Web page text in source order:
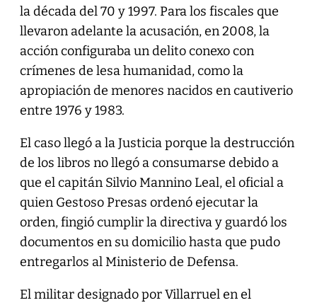
la década del 70 y 1997. Para los fiscales que
llevaron adelante la acusación, en 2008, la
acción configuraba un delito conexo con
crímenes de lesa humanidad, como la
apropiación de menores nacidos en cautiverio
entre 1976 y 1983.
El caso llegó a la Justicia porque la destrucción
de los libros no llegó a consumarse debido a
que el capitán Silvio Mannino Leal, el oficial a
quien Gestoso Presas ordenó ejecutar la
orden, fingió cumplir la directiva y guardó los
documentos en su domicilio hasta que pudo
entregarlos al Ministerio de Defensa.
El militar designado por Villarruel en el